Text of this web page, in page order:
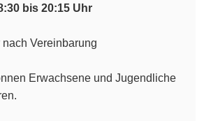
bis 20:15 Uhr
Vereinbarung
Erwachsene und Jugendliche